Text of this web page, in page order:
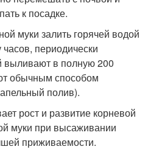
к посадке.
муки залить горячей водой
периодически
в полную 200
обычным способом
полив).
рост и развитие корневой
муки при высаживании
приживаемости.